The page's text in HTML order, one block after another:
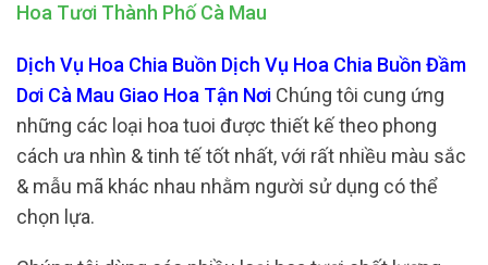
Hoa Tươi Thành Phố Cà Mau
Dịch Vụ Hoa Chia Buồn Dịch Vụ Hoa Chia Buồn Đầm
Dơi Cà Mau Giao Hoa Tận Nơi Chúng tôi cung ứng
những các loại hoa tuoi được thiết kế theo phong
cách ưa nhìn & tinh tế tốt nhất, với rất nhiều màu sắc
& mẫu mã khác nhau nhằm người sử dụng có thể
chọn lựa.